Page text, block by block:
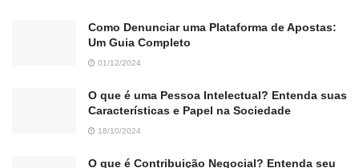
Como Denunciar uma Plataforma de Apostas:
Um Guia Completo
01/12/2024
O que é uma Pessoa Intelectual? Entenda suas
Características e Papel na Sociedade
18/10/2024
O que é Contribuição Negocial? Entenda seu